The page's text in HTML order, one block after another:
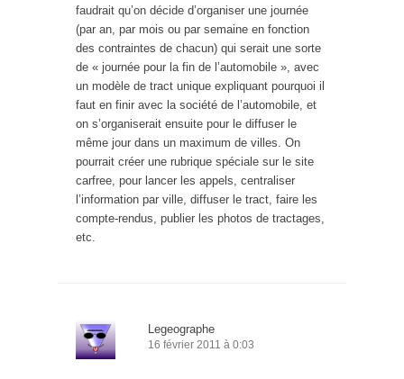
faudrait qu’on décide d’organiser une journée
(par an, par mois ou par semaine en fonction
des contraintes de chacun) qui serait une sorte
de « journée pour la fin de l’automobile », avec
un modèle de tract unique expliquant pourquoi il
faut en finir avec la société de l’automobile, et
on s’organiserait ensuite pour le diffuser le
même jour dans un maximum de villes. On
pourrait créer une rubrique spéciale sur le site
carfree, pour lancer les appels, centraliser
l’information par ville, diffuser le tract, faire les
compte-rendus, publier les photos de tractages,
etc.
Legeographe
16 février 2011 à 0:03